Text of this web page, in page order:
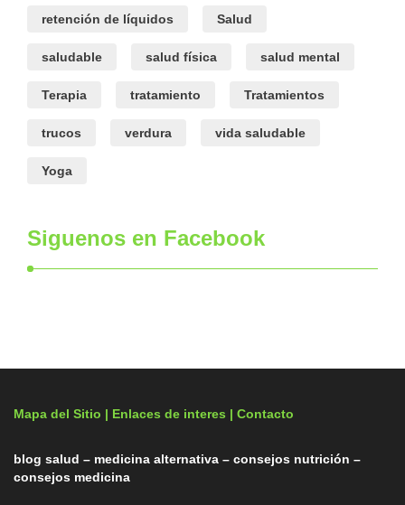
retención de líquidos Salud
saludable salud física salud mental
Terapia tratamiento Tratamientos
trucos verdura vida saludable
Yoga
Siguenos en Facebook
Mapa del Sitio | Enlaces de interes | Contacto
blog salud – medicina alternativa – consejos nutrición –
consejos medicina